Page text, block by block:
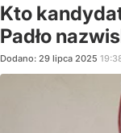
Kto
Padło
Dodano: 29 lipca 2025